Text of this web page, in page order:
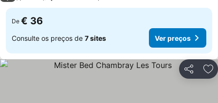
De € 36
Consulte os preços de 7 sites Ver preços
Partilhar